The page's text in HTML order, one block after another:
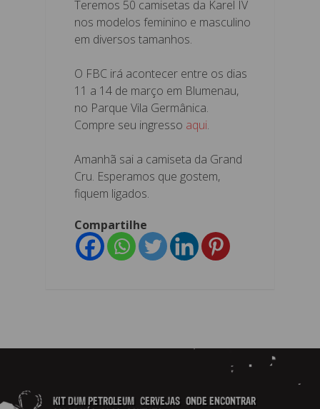
Teremos 50 camisetas da Karel IV
nos modelos feminino e masculino
em diversos tamanhos.
O FBC irá acontecer entre os dias
11 a 14 de março em Blumenau,
no Parque Vila Germânica.
Compre seu ingresso aqui.
Amanhã sai a camiseta da Grand
Cru. Esperamos que gostem,
fiquem ligados.
Compartilhe
KIT DUM PETROLEUM CERVEJAS ONDE ENCONTRAR